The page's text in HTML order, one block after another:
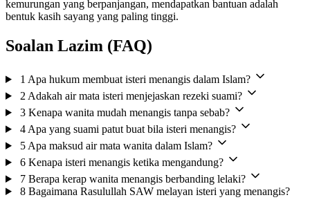
kemurungan yang berpanjangan, mendapatkan bantuan adalah
bentuk kasih sayang yang paling tinggi.
Soalan Lazim (FAQ)
1 Apa hukum membuat isteri menangis dalam Islam?
2 Adakah air mata isteri menjejaskan rezeki suami?
3 Kenapa wanita mudah menangis tanpa sebab?
4 Apa yang suami patut buat bila isteri menangis?
5 Apa maksud air mata wanita dalam Islam?
6 Kenapa isteri menangis ketika mengandung?
7 Berapa kerap wanita menangis berbanding lelaki?
8 Bagaimana Rasulullah SAW melayan isteri yang menangis?